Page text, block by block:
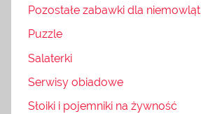
Pozostałe zabawki dla niemowląt
Puzzle
Salaterki
Serwisy obiadowe
Słoiki i pojemniki na żywność